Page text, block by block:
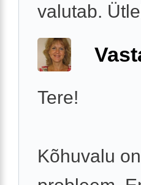
valutab.
Tere!
Kõhuvalu